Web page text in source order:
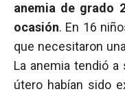
anemia de grado
ocasión. En 16
que necesitaron
La anemia tendió a
útero habían sido